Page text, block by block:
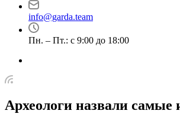
info@garda.team
Пн. – Пт.: с 9:00 до 18:00
Археологи назвали самые